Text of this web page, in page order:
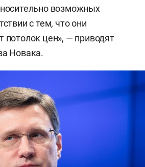
возможных
с тем, что они
потолок цен», — приводят
Новака.